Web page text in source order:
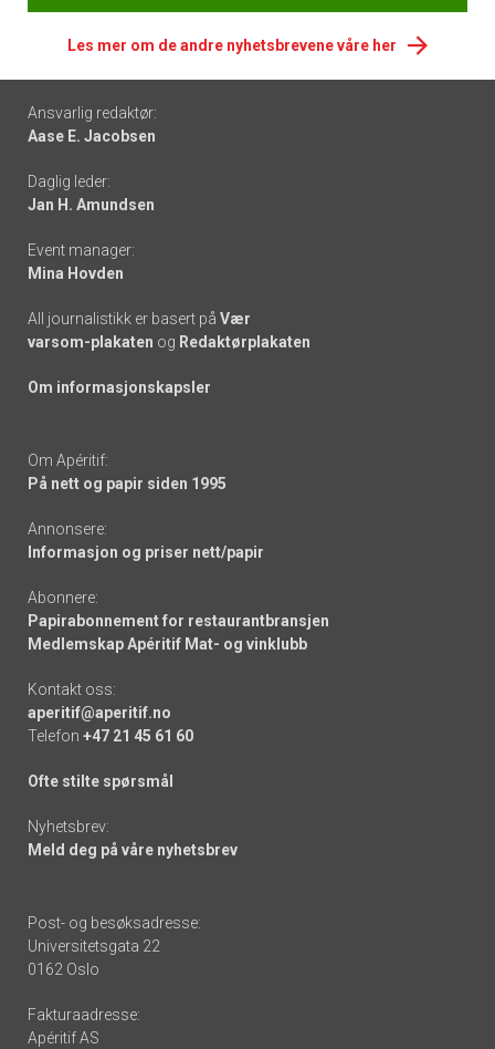
Les mer om de andre nyhetsbrevene våre her
Footer
-
links
Ansvarlig redaktør:
Aase E. Jacobsen
Daglig leder:
Jan H. Amundsen
Event manager:
Mina Hovden
All journalistikk er basert på Vær
varsom-plakaten og Redaktørplakaten
Om informasjonskapsler
Om Apéritif:
På nett og papir siden 1995
Annonsere:
Informasjon og priser nett/papir
Abonnere:
Papirabonnement for restaurantbransjen
Medlemskap Apéritif Mat- og vinklubb
Kontakt oss:
aperitif@aperitif.no
Telefon +47 21 45 61 60
Ofte stilte spørsmål
Nyhetsbrev:
Meld deg på våre nyhetsbrev
Post- og besøksadresse:
Universitetsgata 22
0162 Oslo
Fakturaadresse:
Apéritif AS